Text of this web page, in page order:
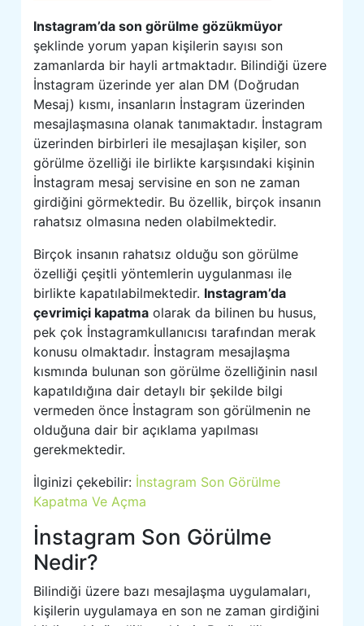
Instagram’da son görülme gözükmüyor
şeklinde yorum yapan kişilerin sayısı son
zamanlarda bir hayli artmaktadır. Bilindiği üzere
İnstagram üzerinde yer alan DM (Doğrudan
Mesaj) kısmı, insanların İnstagram üzerinden
mesajlaşmasına olanak tanımaktadır. İnstagram
üzerinden birbirleri ile mesajlaşan kişiler, son
görülme özelliği ile birlikte karşısındaki kişinin
İnstagram mesaj servisine en son ne zaman
girdiğini görmektedir. Bu özellik, birçok insanın
rahatsız olmasına neden olabilmektedir.
Birçok insanın rahatsız olduğu son görülme
özelliği çeşitli yöntemlerin uygulanması ile
birlikte kapatılabilmektedir. Instagram’da
çevrimiçi kapatma olarak da bilinen bu husus,
pek çok İnstagramkullanıcısı tarafından merak
konusu olmaktadır. İnstagram mesajlaşma
kısmında bulunan son görülme özelliğinin nasıl
kapatıldığına dair detaylı bir şekilde bilgi
vermeden önce İnstagram son görülmenin ne
olduğuna dair bir açıklama yapılması
gerekmektedir.
İlginizi çekebilir: İnstagram Son Görülme
Kapatma Ve Açma
İnstagram Son Görülme
Nedir?
Bilindiği üzere bazı mesajlaşma uygulamaları,
kişilerin uygulamaya en son ne zaman girdiğini